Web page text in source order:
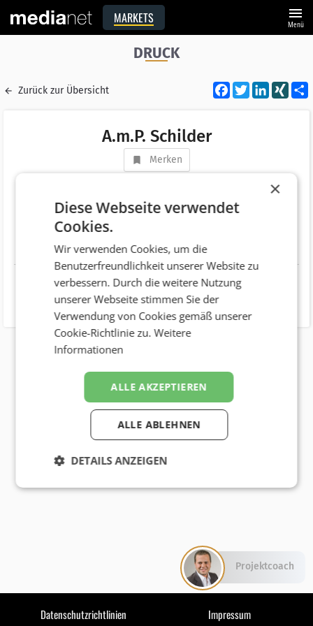
MARKETS menu
Menü
DRUCK
Zurück zur Übersicht Facebook
Twitter XING
A.m.P. Schilder
Merken
AT 2340 Mödling
Telefonnummer
Website http://www.amp-schilder.at
Datenschutzrichtlinien Impressum
×
Diese Webseite verwendet
Cookies.
Wir verwenden Cookies, um die
Benutzerfreundlichkeit unserer Website zu
verbessern. Durch die weitere Nutzung
unserer Webseite stimmen Sie der
Verwendung von Cookies gemäß unserer
Cookie-Richtlinie zu.Weitere
Informationen
ALLE AKZEPTIEREN
ALLE ABLEHNEN
DETAILS ANZEIGEN
Projektcoach